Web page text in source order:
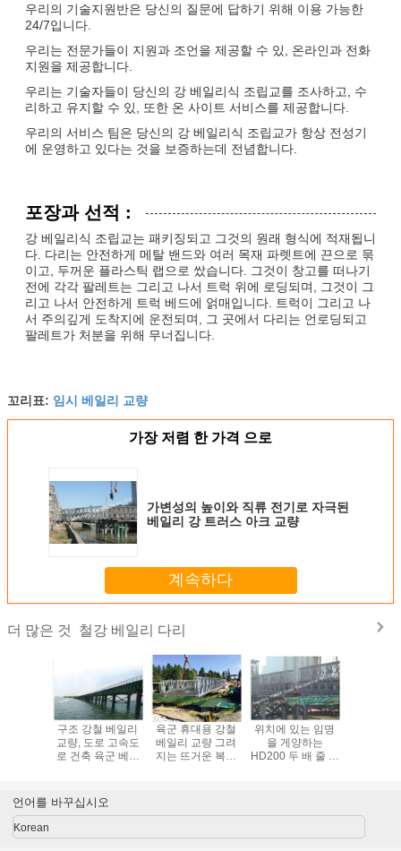
우리의 기술지원반은 당신의 질문에 답하기 위해 이용 가능한
24/7입니다.
우리는 전문가들이 지원과 조언을 제공할 수 있, 온라인과 전화
지원을 제공합니다.
우리는 기술자들이 당신의 강 베일리식 조립교를 조사하고, 수
리하고 유지할 수 있, 또한 온 사이트 서비스를 제공합니다.
우리의 서비스 팀은 당신의 강 베일리식 조립교가 항상 전성기
에 운영하고 있다는 것을 보증하는데 전념합니다.
포장과 선적 :
강 베일리식 조립교는 패키징되고 그것의 원래 형식에 적재됩니
다. 다리는 안전하게 메탈 밴드와 여러 목재 파렛트에 끈으로 묶
이고, 두꺼운 플라스틱 랩으로 쌌습니다. 그것이 창고를 떠나기
전에 각각 팔레트는 그리고 나서 트럭 위에 로딩되며, 그것이 그
리고 나서 안전하게 트럭 베드에 얽매입니다. 트럭이 그리고 나
서 주의깊게 도착지에 운전되며, 그 곳에서 다리는 언로딩되고
팔레트가 처분을 위해 무너집니다.
꼬리표: 임시 베일리 교량
가장 저렴 한 가격 으로
가변성의 높이와 직류 전기로 자극된
베일리 강 트러스 아크 교량
계속하다
더 많은 것 철강 베일리 다리
구조 강철 베일리
교량, 도로 고속도
로 건축 육군 베일
육군 휴대용 강철
베일리 교량 그려
지는 뜨거운 복각
위치에 있는 임명
을 게양하는
HD200 두 배 줄 갑
언어를 바꾸십시오
Korean